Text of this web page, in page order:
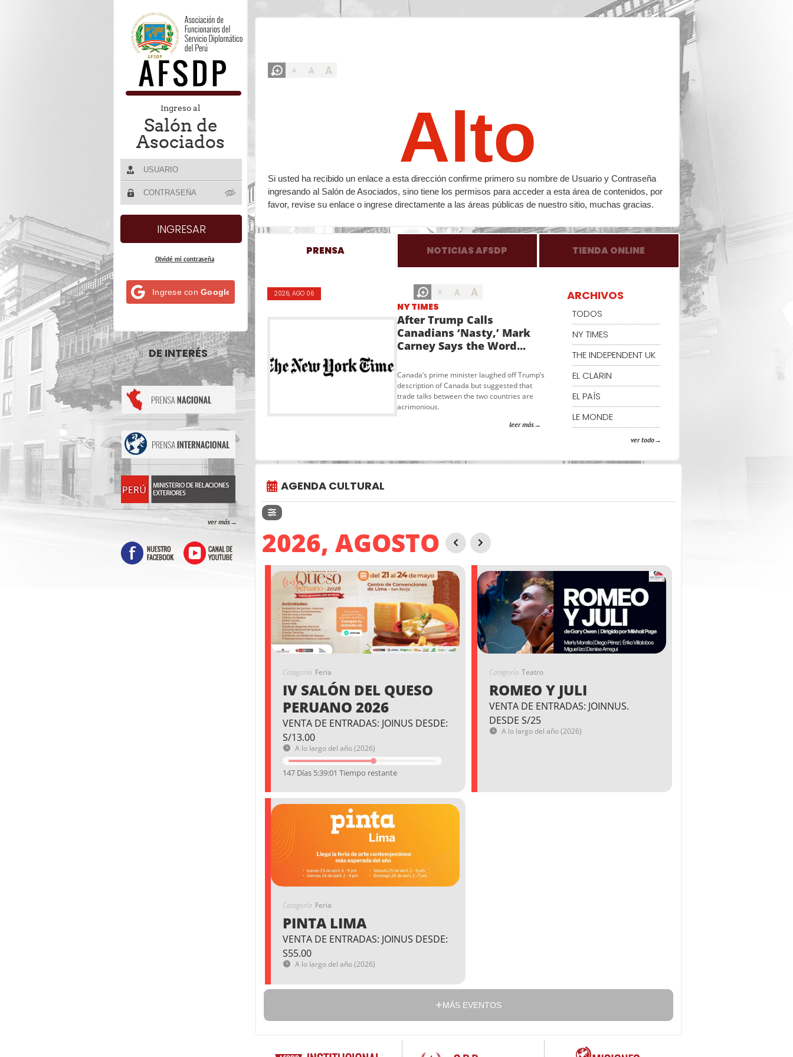
Ingreso al
Salón de
Asociados
Olvidé mi contraseña
Ingrese con Google
DE INTERÉS
ver más
A A A
Alto
Si usted ha recibido un enlace a esta dirección confirme primero su nombre de Usuario y Contraseña
ingresando al Salón de Asociados, sino tiene los permisos para acceder a esta área de contenidos, por
favor, revise su enlace o ingrese directamente a las áreas públicas de nuestro sitio, muchas gracias.
PRENSA NOTICIAS AFSDP TIENDA ONLINE
A A A
2026, AGO 06
NY TIMES
After Trump Calls
Canadians ‘Nasty,’ Mark
Carney Says the Word...
Canada’s prime minister laughed off Trump’s
description of Canada but suggested that
trade talks between the two countries are
acrimonious.
leer más
ARCHIVOS
TODOS
NY TIMES
THE INDEPENDENT UK
EL CLARIN
EL PAÍS
LE MONDE
ver todo
AGENDA CULTURAL
2026, AGOSTO
Categoría Feria
IV SALÓN DEL QUESO
PERUANO 2026
VENTA DE ENTRADAS: JOINUS DESDE:
S/13.00
A lo largo del año (2026)
147 Días 5:39:01 Tiempo restante
Categoría Teatro
ROMEO Y JULI
VENTA DE ENTRADAS: JOINNUS.
DESDE S/25
A lo largo del año (2026)
Categoría Feria
PINTA LIMA
VENTA DE ENTRADAS: JOINUS DESDE:
S55.00
A lo largo del año (2026)
MÁS EVENTOS